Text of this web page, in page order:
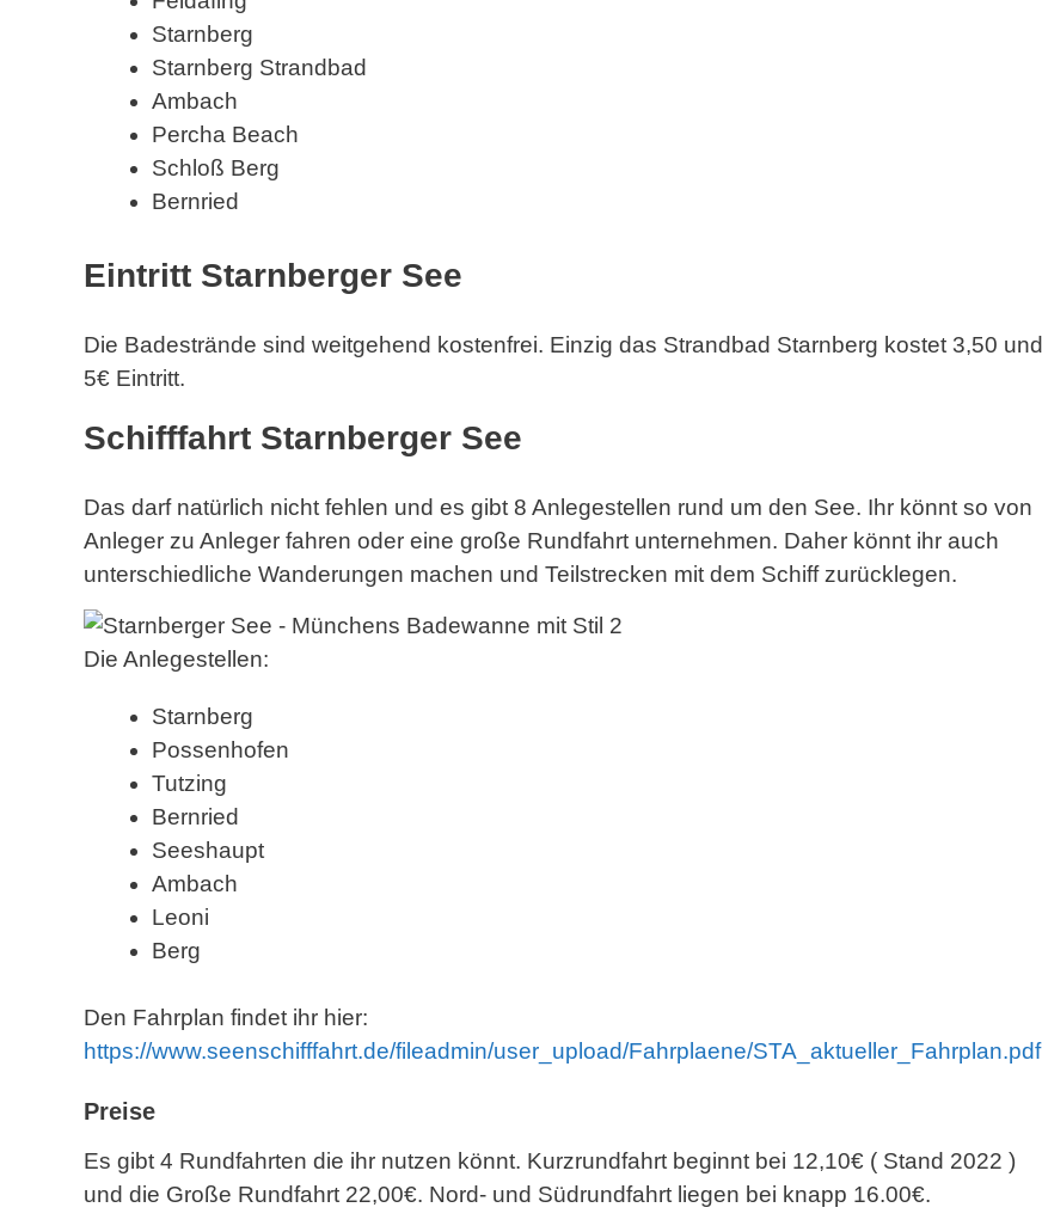
Starnberg
Starnberg Strandbad
Ambach
Percha Beach
Schloß Berg
Bernried
Eintritt Starnberger See
Die Badestrände sind weitgehend kostenfrei. Einzig das Strandbad Starnberg kostet 3,50 und
5€ Eintritt.
Schifffahrt Starnberger See
Das darf natürlich nicht fehlen und es gibt 8 Anlegestellen rund um den See. Ihr könnt so von
Anleger zu Anleger fahren oder eine große Rundfahrt unternehmen. Daher könnt ihr auch
unterschiedliche Wanderungen machen und Teilstrecken mit dem Schiff zurücklegen.
Die Anlegestellen:
Starnberg
Possenhofen
Tutzing
Bernried
Seeshaupt
Ambach
Leoni
Berg
Den Fahrplan findet ihr hier:
https://www.seenschifffahrt.de/fileadmin/user_upload/Fahrplaene/STA_aktueller_Fahrplan.pdf
Preise
Es gibt 4 Rundfahrten die ihr nutzen könnt. Kurzrundfahrt beginnt bei 12,10€ ( Stand 2022 )
und die Große Rundfahrt 22,00€. Nord- und Südrundfahrt liegen bei knapp 16.00€.